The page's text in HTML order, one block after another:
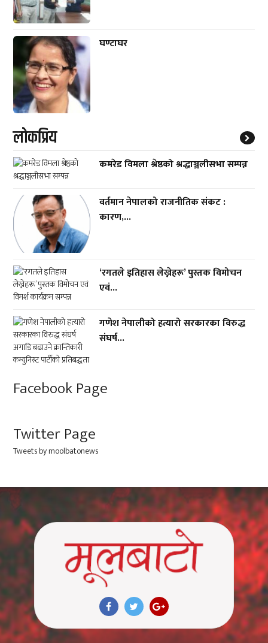
घण्टाघर
लाेकप्रिय
कमरेड विमला श्रेष्ठको श्रद्धाञ्जलीसभा सम्पन्न
वर्तमान नेपालको राजनीतिक संकट :
कारण,...
‘रगतले इतिहास लेख्नेहरू’ पुस्तक विमोचन
एवं...
गणेश नेपालीको हत्यारो सरकारका विरुद्ध
संघर्ष...
Facebook Page
Twitter Page
Tweets by moolbatonews